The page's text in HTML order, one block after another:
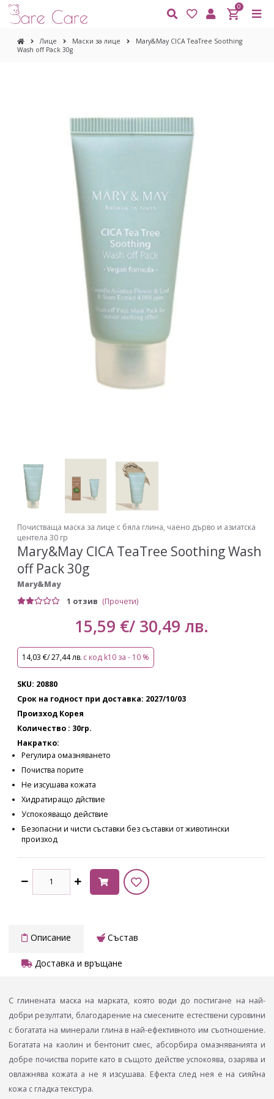
0
Лице Маски за лице
Mary&May CICA TeaTree Soothing
Wash off Pack 30g
Почистваща маска за лице с бяла глина, чаено дърво и азиатска
центела 30 гр
Mary&May CICA TeaTree Soothing Wash
off Pack 30g
Mary&May
1 отзив (Прочети)
15,59 €/ 30,49 лв.
14,03 €/ 27,44 лв. с код k10 за - 10 %
SKU: 20880
Срок на годност при доставка: 2027/10/03
Произход Корея
Количество : 30гр.
Накратко:
Регулира омазняването
Почиства порите
Не изсушава кожата
Хидратиращо дйствие
Успокояващо действие
Безопасни и чисти съставки без съставки от животински
произход
Описание Състав
Доставка и връщане
С глинената маска на марката, която води до постигане на най-
добри резултати, благодарение на смесените естествени суровини
с богатата на минерали глина в най-ефективното им съотношение.
Богатата на каолин и бентонит смес, абсорбира омазняванията и
добре почиства порите като в същото действе успокоява, озарява и
овлажнява кожата а не я изсушава. Ефекта след нея е на сияйна
кожа с гладка текстура.